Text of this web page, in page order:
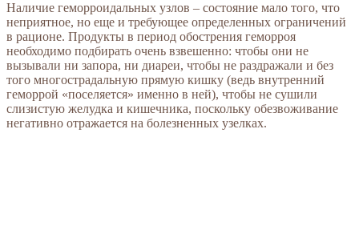
Наличие геморроидальных узлов – состояние мало того, что
неприятное, но еще и требующее определенных ограничений
в рационе. Продукты в период обострения геморроя
необходимо подбирать очень взвешенно: чтобы они не
вызывали ни запора, ни диареи, чтобы не раздражали и без
того многострадальную прямую кишку (ведь внутренний
геморрой «поселяется» именно в ней), чтобы не сушили
слизистую желудка и кишечника, поскольку обезвоживание
негативно отражается на болезненных узелках.